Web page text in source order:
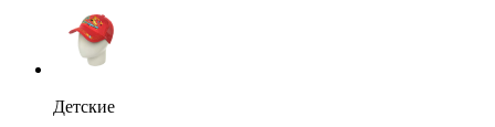
Детские